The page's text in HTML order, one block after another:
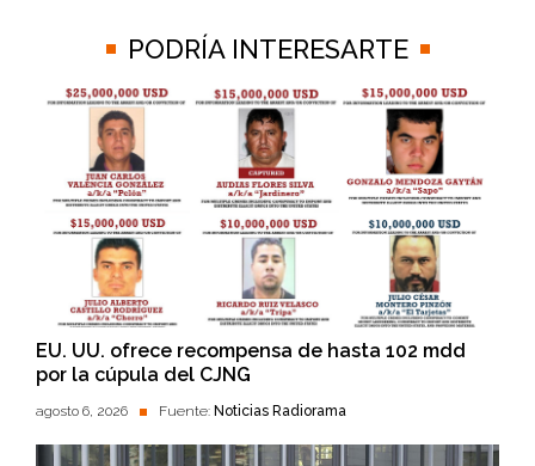
PODRÍA INTERESARTE
EU. UU. ofrece recompensa de hasta 102 mdd
por la cúpula del CJNG
agosto 6, 2026 Fuente: Noticias Radiorama